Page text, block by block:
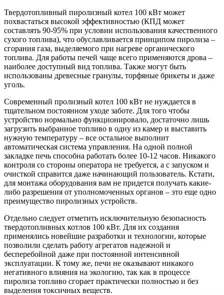
Твердотопливный пиролизный котел 100 кВт может
похвастаться высокой эффективностью (КПД может
составлять 90-95% при условии использования качественного
сухого топлива), что обуславливается принципом пиролиза –
сгорания газа, выделяемого при нагреве органического
топлива. Для работы печей чаще всего применяются дрова –
наиболее доступный вид топлива. Также могут быть
использованы древесные гранулы, торфяные брикеты и даже
уголь.
Современный пролизный котел 100 кВт не нуждается в
тщательном постоянном уходе заботе. Для того чтобы
устройство нормально функционировало, достаточно лишь
загрузить выбранное топливо в одну из камер и выставить
нужную температуру – все остальное выполнит
автоматическая система управления. На одной полной
закладке печь способна работать более 10-12 часов. Никакого
контроля со стороны оператора не требуется, а с запуском и
очисткой справится даже начинающий пользователь. Кстати,
для монтажа оборудования вам не придется получать какие-
либо разрешения от уполномоченных органов – это еще одно
преимущество пиролизных устройств.
Отдельно следует отметить исключительную безопасность
твердотопливных котлов 100 кВт. Для их создания
применялись новейшие разработки и технологии, которые
позволили сделать работу агрегатов надежной и
бесперебойной даже при постоянной интенсивной
эксплуатации. К тому же, печи не оказывают никакого
негативного влияния на экологию, так как в процессе
пиролиза топливо сгорает практически полностью и без
выделения токсичных веществ.